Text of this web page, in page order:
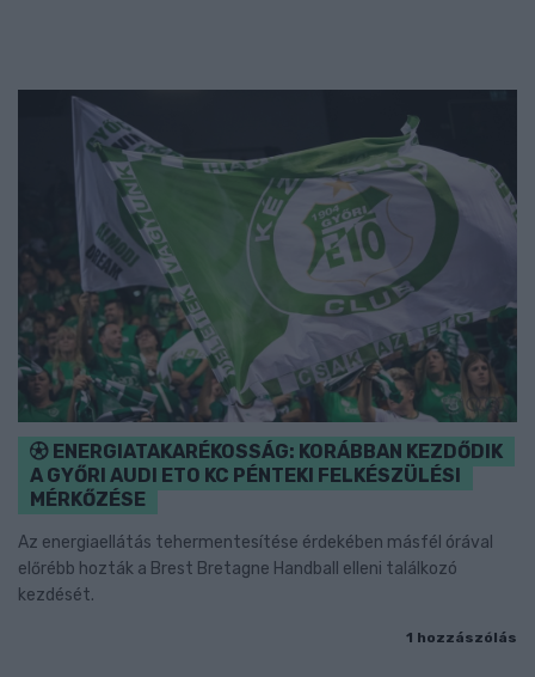
ENERGIATAKARÉKOSSÁG: KORÁBBAN KEZDŐDIK
A GYŐRI AUDI ETO KC PÉNTEKI FELKÉSZÜLÉSI
MÉRKŐZÉSE
Az energiaellátás tehermentesítése érdekében másfél órával
előrébb hozták a Brest Bretagne Handball elleni találkozó
kezdését.
1 hozzászólás